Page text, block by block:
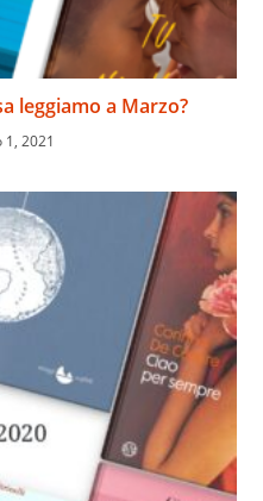
leggiamo a Marzo?
1, 2021